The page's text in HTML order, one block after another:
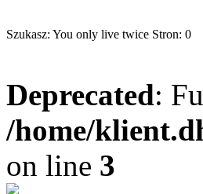
Szukasz: You only live twice Stron: 0
Deprecated:
/home/
on line 3